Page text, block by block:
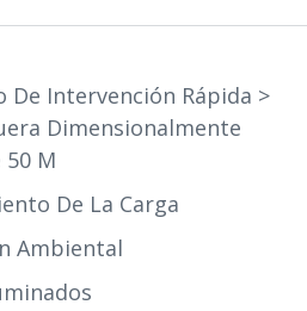
De Intervención Rápida >
Dimensionalmente
50 M
De La Carga
Ambiental